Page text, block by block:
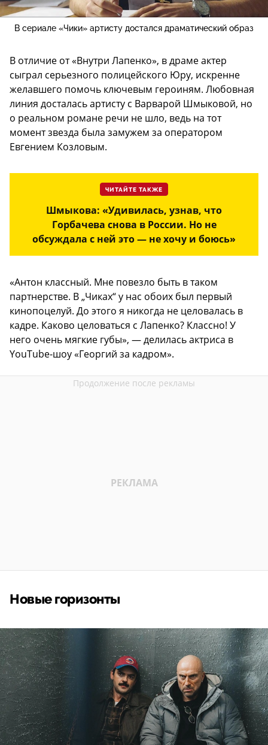
В сериале «Чики» артисту достался драматический образ
В отличие от «Внутри Лапенко», в драме актер
сыграл серьезного полицейского Юру, искренне
желавшего помочь ключевым героиням. Любовная
линия досталась артисту с Варварой Шмыковой, но
о реальном романе речи не шло, ведь на тот
момент звезда была замужем за оператором
Евгением Козловым.
ЧИТАЙТЕ ТАКЖЕ
Шмыкова: «Удивилась, узнав, что
Горбачева снова в России. Но не
обсуждала с ней это — не хочу и боюсь»
«Антон классный. Мне повезло быть в таком
партнерстве. В „Чиках“ у нас обоих был первый
кинопоцелуй. До этого я никогда не целовалась в
кадре. Каково целоваться с Лапенко? Классно! У
него очень мягкие губы», — делилась актриса в
YouTube-шоу «Георгий за кадром».
Новые горизонты